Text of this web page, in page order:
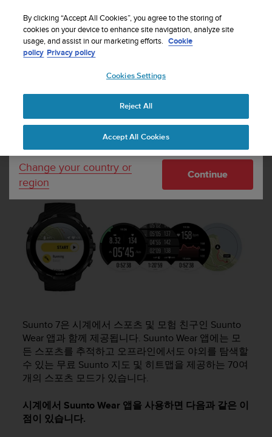
시계의 Suunto Wear 앱
시계의 Suunto Wear 앱
Suunto 7은 시계에서 스포츠 및 모험 친구인 Suunto
Wear 앱과 함께 제공됩니다. Suunto Wear 앱에는 모
든 스포츠를 추적하고 오프라인에서도 야외를 탐색할
수 있는 무료 Suunto 지도 및 히트맵을 제공하는 70여
개의 스포츠 모드가 있습니다.
시계에서 Suunto Wear 앱을 사용하면 다음과 같은 이
점이 있습니다.
Your country or region:
United States
Currency: $ (USD)
Shipping only to United States
Change your country or
region
Continue
By clicking “Accept All Cookies”, you agree to the storing of
cookies on your device to enhance site navigation, analyze site
usage, and assist in our marketing efforts. Cookie
policy Privacy policy
Cookies Settings
Reject All
Accept All Cookies